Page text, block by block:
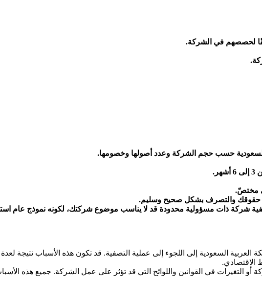
لحصصهم في الشركة.
حسب حجم الشركة وعدد أصولها وخصومها.
مختصّ.
حقوقك والتصرف بشكل صحيح وسليم.
شركة ذات مسؤولية محدودة قد لا يناسب موضوع شركتك، لكونه نموذج عام
العربية السعودية إلى اللجوء إلى عملية التصفية. قد تكون هذه الأسباب نتيجة
الاقتصادي.
التغيرات في القوانين واللوائح التي قد تؤثر على عمل الشركة. جميع هذه